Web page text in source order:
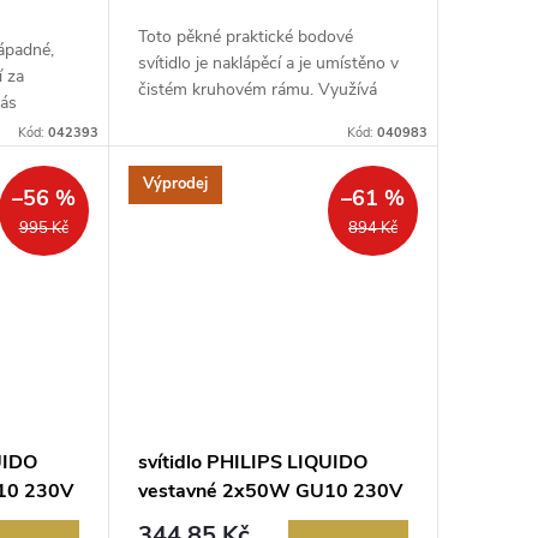
za
Kód: 042393
Toto pěkné praktické bodové
svítidlo je naklápěcí a je umístěno v
čistém kruhovém rámu. Využívá
Kód: 040983
995 Kč
–56 %
230V
Výprodej
894 Kč
–61 %
svítidlo PHILIPS LIQUIDO
vestavné 2x50W GU10 230V
bílá